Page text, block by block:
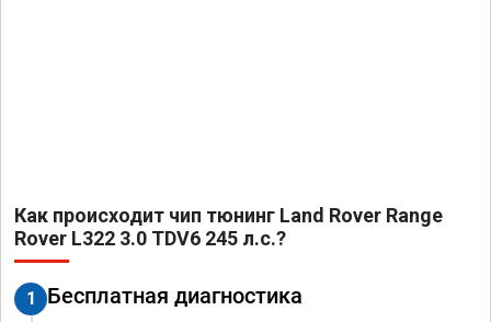
Как происходит чип тюнинг Land Rover Range
Rover L322 3.0 TDV6 245 л.с.?
1 Бесплатная диагностика